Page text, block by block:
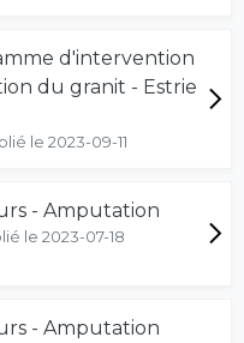
d'intervention
du granit - Estrie
le 2023-09-11
- Amputation
le 2023-07-18
- Amputation